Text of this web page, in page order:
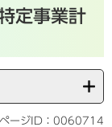
定事業計
ページID：0060714